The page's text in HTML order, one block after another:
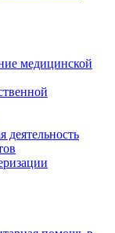
медицинской
деятельность